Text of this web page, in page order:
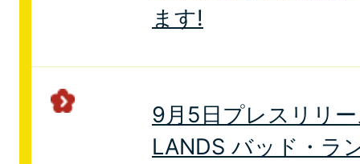
ます!
9月5日プレスリリ
LANDS バッド・ラ